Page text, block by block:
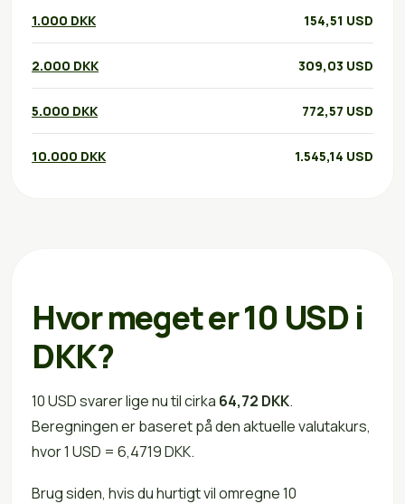
1.000 DKK 154,51 USD
2.000 DKK 309,03 USD
5.000 DKK 772,57 USD
10.000 DKK 1.545,14 USD
Hvor meget er 10 USD i
DKK?
10 USD svarer lige nu til cirka 64,72 DKK.
Beregningen er baseret på den aktuelle valutakurs,
hvor 1 USD = 6,4719 DKK.
Brug siden, hvis du hurtigt vil omregne 10